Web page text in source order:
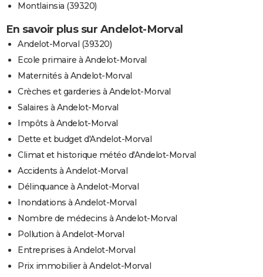
Montlainsia (39320)
En savoir plus sur Andelot-Morval
Andelot-Morval (39320)
Ecole primaire à Andelot-Morval
Maternités à Andelot-Morval
Crèches et garderies à Andelot-Morval
Salaires à Andelot-Morval
Impôts à Andelot-Morval
Dette et budget d'Andelot-Morval
Climat et historique météo d'Andelot-Morval
Accidents à Andelot-Morval
Délinquance à Andelot-Morval
Inondations à Andelot-Morval
Nombre de médecins à Andelot-Morval
Pollution à Andelot-Morval
Entreprises à Andelot-Morval
Prix immobilier à Andelot-Morval